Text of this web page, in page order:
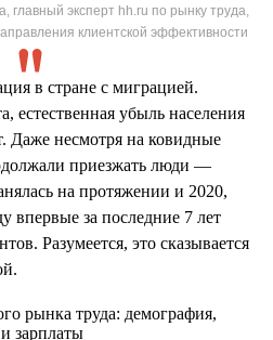
главный эксперт hh.ru по рынку труда,
клиентской эффективности
в стране с миграцией.
естественная убыль населения
Даже несмотря на ковидные
приезжать люди —
на протяжении и 2020,
впервые за последние 7 лет
Разумеется, это сказывается